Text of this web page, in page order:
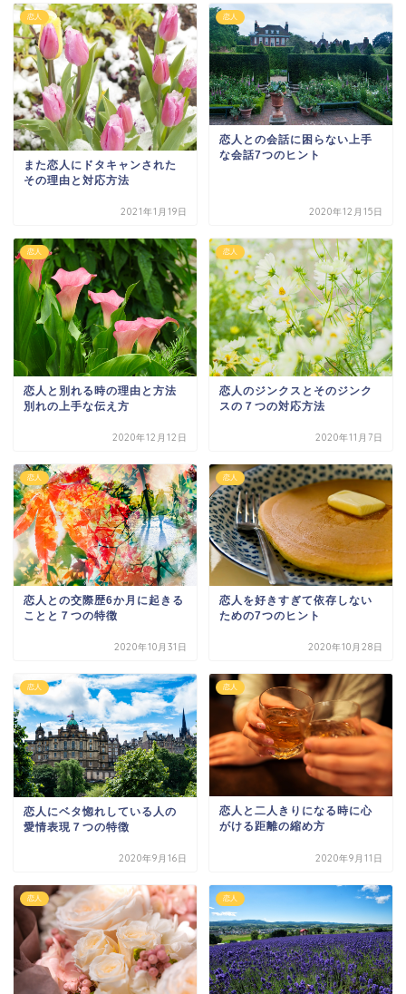
恋人
また恋人にドタキャンされた
その理由と対応方法
2021年1月19日
恋人
恋人との会話に困らない上手
な会話7つのヒント
2020年12月15日
恋人
恋人と別れる時の理由と方法
別れの上手な伝え方
2020年12月12日
恋人
恋人のジンクスとそのジンク
スの７つの対応方法
2020年11月7日
恋人
恋人との交際歴6か月に起きる
ことと７つの特徴
2020年10月31日
恋人
恋人を好きすぎて依存しない
ための7つのヒント
2020年10月28日
恋人
恋人にベタ惚れしている人の
愛情表現７つの特徴
2020年9月16日
恋人
恋人と二人きりになる時に心
がける距離の縮め方
2020年9月11日
恋人 恋人